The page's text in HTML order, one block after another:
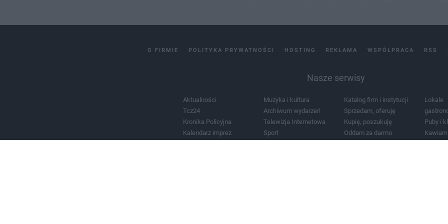
O FIRMIE POLITYKA PRYWATNOŚCI HOSTING REKLAMA WSPÓŁPRACA RSS
Nasze serwisy
Aktualności
Tcz24
Kronika Policyjna
Kalendarz imprez
Muzyka i kultura
Archiwum wydarzeń
Telewizja Internetowa
Sport
Katalog firm i instytucji
Sprzedam, oferuję
Kupię, poszukuję
Oddam za darmo
Lokale
Puby i